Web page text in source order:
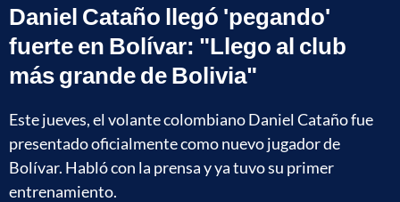
Daniel Cataño llegó 'pegando'
fuerte en Bolívar: "Llego al club
más grande de Bolivia"
Este jueves, el volante colombiano Daniel Cataño fue
presentado oficialmente como nuevo jugador de
Bolívar. Habló con la prensa y ya tuvo su primer
entrenamiento.